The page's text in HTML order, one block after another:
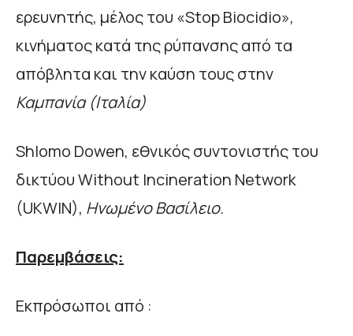
ερευνητής, μέλος του «Stop Biocidio»,
κινήματος κατά της ρύπανσης από τα
απόβλητα και την καύση τους στην
Καμπανία (Ιταλία)
Shlomo Dowen, εθνικός συντονιστής του
δικτύου Without Incineration Network
(UKWIN), Ηνωμένο Βασίλειο.
Παρεμβάσεις:
Εκπρόσωποι από :